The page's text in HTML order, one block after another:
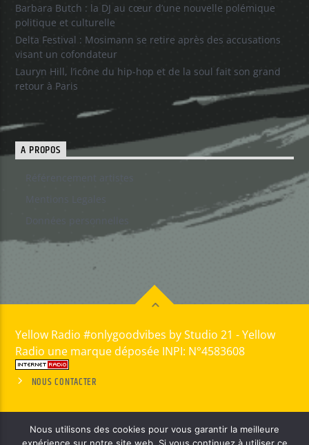
Barbara Butch : la DJ au cœur d’une nouvelle polémique
politique et culturelle
Delta Festival : Mosimann se retire après des accusations
visant un cofondateur
Lauryn Hill, l’icône du hip-hop et de la soul fait son grand
retour à Paris
A PROPOS
Yellow Radio #onlygoodvibes by Studio 21 - Yellow
Radio une marque déposée INPI: N°4583608
NOUS CONTACTER
Nous utilisons des cookies pour vous garantir la meilleure